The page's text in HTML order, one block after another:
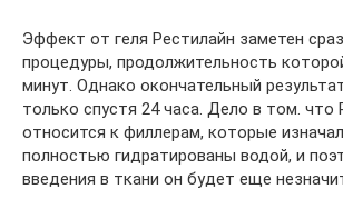
Эффект от геля Рестилайн заметен
процедуры, продолжительность
минут. Однако окончательный
только спустя 24 часа. Дело в том. что
относится к филлерам, которые
полностью гидратированы водой, и
введения в ткани он будет еще